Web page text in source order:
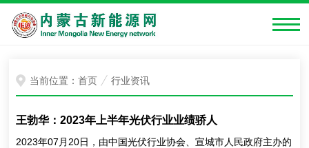
当前位置：首页 行业资讯
王勃华：2023年上半年光伏行业业绩骄人
2023年07月20日，由中国光伏行业协会、宣城市人民政府主办的